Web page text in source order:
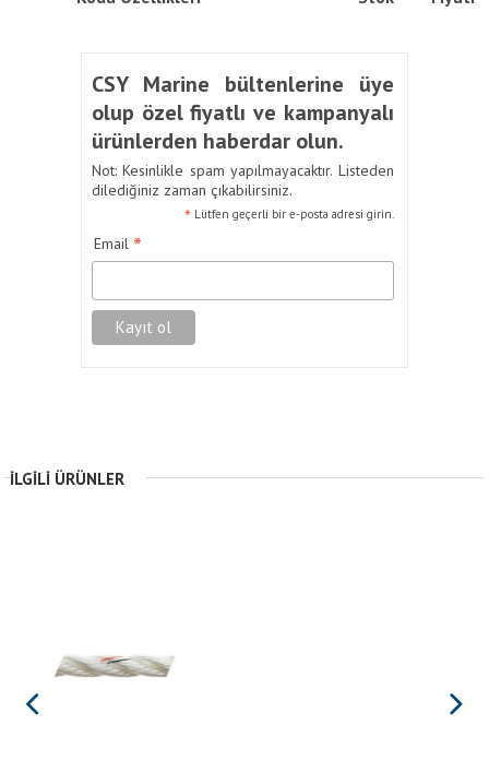
CSY Marine bültenlerine üye
olup özel fiyatlı ve kampanyalı
ürünlerden haberdar olun.
Not: Kesinlikle spam yapılmayacaktır. Listeden
dilediğiniz zaman çıkabilirsiniz.
* Lütfen geçerli bir e-posta adresi girin.
Email *
İLGILI ÜRÜNLER